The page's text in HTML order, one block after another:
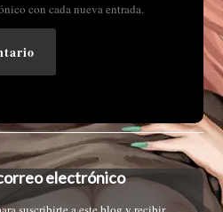
con cada nueva entrada.
electrónico